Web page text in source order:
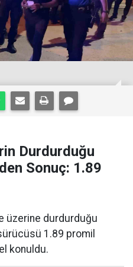
Durdurduğu
Sonuç: 1.89
üzerine durdurduğu
1.89 promil
konuldu.